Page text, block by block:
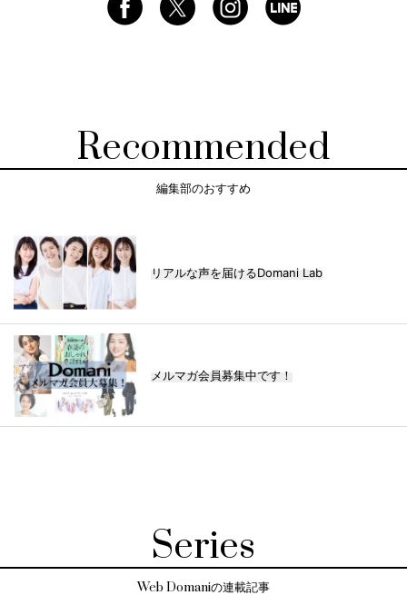
Recommended
編集部のおすすめ
リアルな声を届けるDomani Lab
メルマガ会員募集中です！
Series
Web Domaniの連載記事